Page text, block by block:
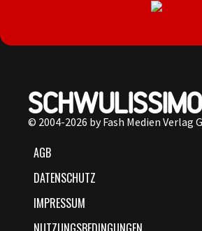
© 2004-2026 by Fash Medien Verlag
AGB
DATENSCHUTZ
IMPRESSUM